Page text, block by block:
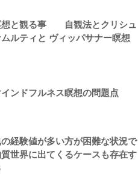
想と観る事 自観法とクリシュ
ルティと ヴィッパサナー瞑想
インドフルネス瞑想の問題点
経験値が多い方が困難な状況で
世界に出てくるケースも存在す